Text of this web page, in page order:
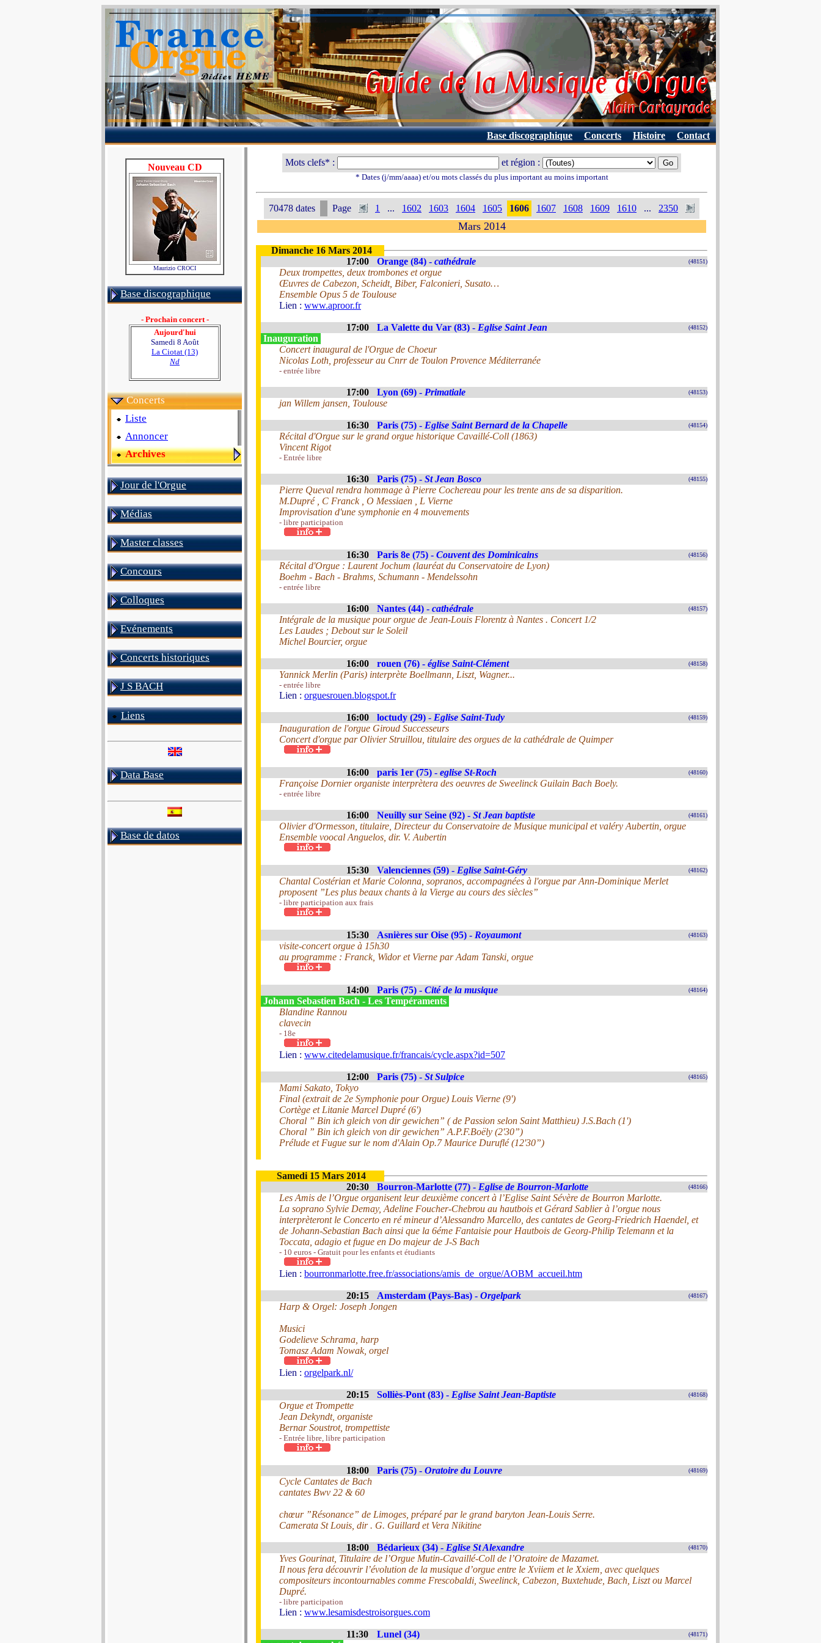
Base discographique Concerts Histoire Contact
Nouveau CD
Maurizio CROCI
Base discographique
- Prochain concert -
Aujourd'hui
Samedi 8 Août
La Ciotat (13)
Nd
Concerts
Liste
Annoncer
Archives
Jour de l'Orgue
Médias
Master classes
Concours
Colloques
Evénements
Concerts historiques
J S BACH
Liens
Data Base
Base de datos
Mots clefs* : et région :
* Dates (j/mm/aaaa) et/ou mots classés du plus important au moins important
70478 dates Page 1 ... 1602 1603 1604 1605 1606 1607 1608 1609 1610 ... 2350
Mars 2014
Dimanche 16 Mars 2014
17:00
Orange (84) - cathédrale (48151)
Deux trompettes, deux trombones et orgue
Œuvres de Cabezon, Scheidt, Biber, Falconieri, Susato…
Ensemble Opus 5 de Toulouse
Lien : www.aproor.fr
17:00 La Valette du Var (83) - Eglise Saint Jean (48152)
Inauguration
Concert inaugural de l'Orgue de Choeur
Nicolas Loth, professeur au Cnrr de Toulon Provence Méditerranée
- entrée libre
17:00 Lyon (69) - Primatiale (48153)
jan Willem jansen, Toulouse
16:30 Paris (75) - Eglise Saint Bernard de la Chapelle (48154)
Récital d'Orgue sur le grand orgue historique Cavaillé-Coll (1863)
Vincent Rigot
- Entrée libre
16:30 Paris (75) - St Jean Bosco (48155)
Pierre Queval rendra hommage à Pierre Cochereau pour les trente ans de sa disparition.
M.Dupré , C Franck , O Messiaen , L Vierne
Improvisation d'une symphonie en 4 mouvements
- libre participation
16:30 Paris 8e (75) - Couvent des Dominicains (48156)
Récital d'Orgue : Laurent Jochum (lauréat du Conservatoire de Lyon)
Boehm - Bach - Brahms, Schumann - Mendelssohn
- entrée libre
16:00 Nantes (44) - cathédrale (48157)
Intégrale de la musique pour orgue de Jean-Louis Florentz à Nantes . Concert 1/2
Les Laudes ; Debout sur le Soleil
Michel Bourcier, orgue
16:00 rouen (76) - église Saint-Clément (48158)
Yannick Merlin (Paris) interprète Boellmann, Liszt, Wagner...
- entrée libre
Lien : orguesrouen.blogspot.fr
16:00 loctudy (29) - Eglise Saint-Tudy (48159)
Inauguration de l'orgue Giroud Successeurs
Concert d'orgue par Olivier Struillou, titulaire des orgues de la cathédrale de Quimper
16:00 paris 1er (75) - eglise St-Roch (48160)
Françoise Dornier organiste interprètera des oeuvres de Sweelinck Guilain Bach Boely.
- entrée libre
16:00 Neuilly sur Seine (92) - St Jean baptiste (48161)
Olivier d'Ormesson, titulaire, Directeur du Conservatoire de Musique municipal et valéry Aubertin, orgue
Ensemble voocal Anguelos, dir. V. Aubertin
15:30 Valenciennes (59) - Eglise Saint-Géry (48162)
Chantal Costérian et Marie Colonna, sopranos, accompagnées à l'orgue par Ann-Dominique Merlet
proposent ”Les plus beaux chants à la Vierge au cours des siècles”
- libre participation aux frais
15:30 Asnières sur Oise (95) - Royaumont (48163)
visite-concert orgue à 15h30
au programme : Franck, Widor et Vierne par Adam Tanski, orgue
14:00 Paris (75) - Cité de la musique (48164)
Johann Sebastien Bach - Les Tempéraments
Blandine Rannou
clavecin
- 18e
Lien : www.citedelamusique.fr/francais/cycle.aspx?id=507
12:00 Paris (75) - St Sulpice (48165)
Mami Sakato, Tokyo
Final (extrait de 2e Symphonie pour Orgue) Louis Vierne (9')
Cortège et Litanie Marcel Dupré (6')
Choral ” Bin ich gleich von dir gewichen” ( de Passion selon Saint Matthieu) J.S.Bach (1')
Choral ” Bin ich gleich von dir gewichen” A.P.F.Boëly (2'30”)
Prélude et Fugue sur le nom d'Alain Op.7 Maurice Duruflé (12'30”)
Samedi 15 Mars 2014
20:30
Bourron-Marlotte (77) - Eglise de Bourron-Marlotte (48166)
Les Amis de l’Orgue organisent leur deuxième concert à l’Eglise Saint Sévère de Bourron Marlotte.
La soprano Sylvie Demay, Adeline Foucher-Chebrou au hautbois et Gérard Sablier à l’orgue nous
interprèteront le Concerto en ré mineur d’Alessandro Marcello, des cantates de Georg-Friedrich Haendel, et
de Johann-Sebastian Bach ainsi que la 6éme Fantaisie pour Hautbois de Georg-Philip Telemann et la
Toccata, adagio et fugue en Do majeur de J-S Bach
- 10 euros - Gratuit pour les enfants et étudiants
Lien : bourronmarlotte.free.fr/associations/amis_de_orgue/AOBM_accueil.htm
20:15 Amsterdam (Pays-Bas) - Orgelpark (48167)
Harp & Orgel: Joseph Jongen
Musici
Godelieve Schrama, harp
Tomasz Adam Nowak, orgel
Lien : orgelpark.nl/
20:15 Solliès-Pont (83) - Eglise Saint Jean-Baptiste (48168)
Orgue et Trompette
Jean Dekyndt, organiste
Bernar Soustrot, trompettiste
- Entrée libre, libre participation
18:00 Paris (75) - Oratoire du Louvre (48169)
Cycle Cantates de Bach
cantates Bwv 22 & 60
chœur ”Résonance” de Limoges, préparé par le grand baryton Jean-Louis Serre.
Camerata St Louis, dir . G. Guillard et Vera Nikitine
18:00 Bédarieux (34) - Eglise St Alexandre (48170)
Yves Gourinat, Titulaire de l’Orgue Mutin-Cavaillé-Coll de l’Oratoire de Mazamet.
Il nous fera découvrir l’évolution de la musique d’orgue entre le Xviiem et le Xxiem, avec quelques
compositeurs incontournables comme Frescobaldi, Sweelinck, Cabezon, Buxtehude, Bach, Liszt ou Marcel
Dupré.
- libre participation
Lien : www.lesamisdestroisorgues.com
11:30 Lunel (34) (48171)